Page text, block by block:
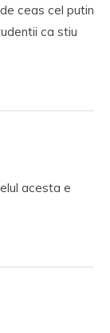
ceas cel putin
ca stiu
acesta e